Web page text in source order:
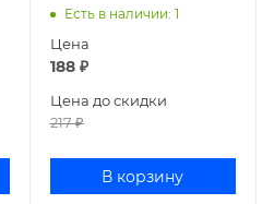
черная ПК21
Есть в наличии: 1
Цена
188₽
Цена до скидки
217₽
В корзину